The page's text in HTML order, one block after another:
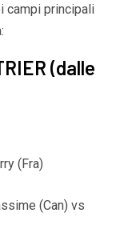
campi principali
(dalle
(Fra)
(Can) vs